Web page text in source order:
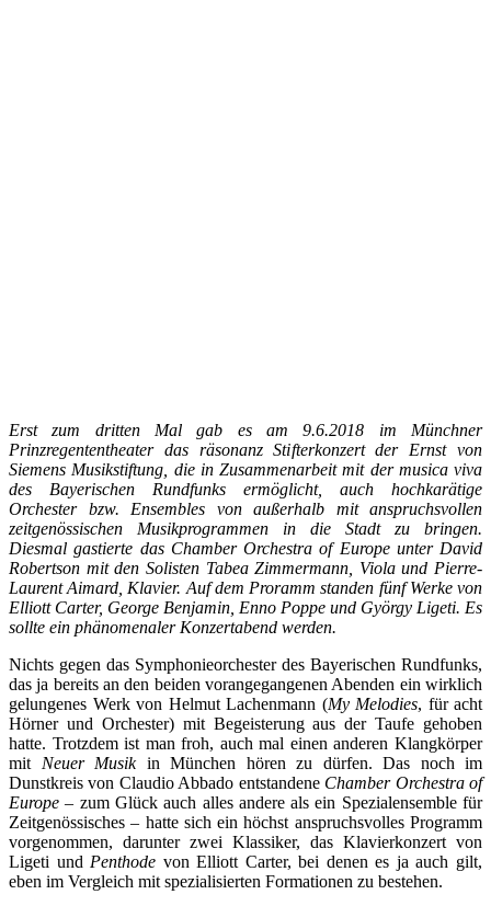
Erst zum dritten Mal gab es am 9.6.2018 im Münchner
Prinzregententheater das räsonanz Stifterkonzert der Ernst von
Siemens Musikstiftung, die in Zusammenarbeit mit der musica viva
des Bayerischen Rundfunks ermöglicht, auch hochkarätige
Orchester bzw. Ensembles von außerhalb mit anspruchsvollen
zeitgenössischen Musikprogrammen in die Stadt zu bringen.
Diesmal gastierte das Chamber Orchestra of Europe unter David
Robertson mit den Solisten Tabea Zimmermann, Viola und Pierre-
Laurent Aimard, Klavier. Auf dem Proramm standen fünf Werke von
Elliott Carter, George Benjamin, Enno Poppe und György Ligeti. Es
sollte ein phänomenaler Konzertabend werden.
Nichts gegen das Symphonieorchester des Bayerischen Rundfunks,
das ja bereits an den beiden vorangegangenen Abenden ein wirklich
gelungenes Werk von Helmut Lachenmann (My Melodies, für acht
Hörner und Orchester) mit Begeisterung aus der Taufe gehoben
hatte. Trotzdem ist man froh, auch mal einen anderen Klangkörper
mit Neuer Musik in München hören zu dürfen. Das noch im
Dunstkreis von Claudio Abbado entstandene Chamber Orchestra of
Europe – zum Glück auch alles andere als ein Spezialensemble für
Zeitgenössisches – hatte sich ein höchst anspruchsvolles Programm
vorgenommen, darunter zwei Klassiker, das Klavierkonzert von
Ligeti und Penthode von Elliott Carter, bei denen es ja auch gilt,
eben im Vergleich mit spezialisierten Formationen zu bestehen.